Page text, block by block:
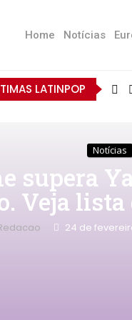
Home Notícias
LATINPOP
Notícias
supera
Veja lista
24 de